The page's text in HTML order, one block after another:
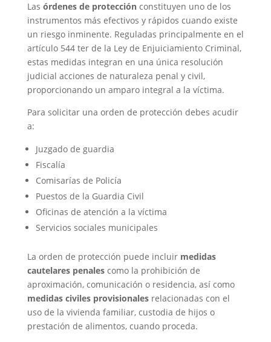
Las órdenes de protecciónconstituyen uno de los
instrumentos más efectivos y rápidos cuando existe
un riesgo inminente. Reguladas principalmente en el
artículo 544 ter de la Ley de Enjuiciamiento Criminal,
estas medidas integran en una única resolución
judicial acciones de naturaleza penal y civil,
proporcionando un amparo integral a la víctima.
Para solicitar una orden de protección debes acudir
a:
Juzgado de guardia
Fiscalía
Comisarías de Policía
Puestos de la Guardia Civil
Oficinas de atención a la víctima
Servicios sociales municipales
La orden de protección puede incluir medidas
cautelares penalescomo la prohibición de
aproximación, comunicación o residencia, así como
medidas civiles provisionalesrelacionadas con el
uso de la vivienda familiar, custodia de hijos o
prestación de alimentos, cuando proceda.